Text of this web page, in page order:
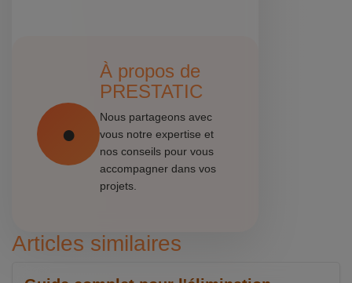
À propos de
PRESTATIC
Nous partageons avec
vous notre expertise et
nos conseils pour vous
accompagner dans vos
projets.
Articles similaires